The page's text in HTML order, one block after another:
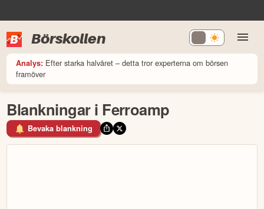
Börskollen
Analys: Efter starka halvåret – detta tror experterna om börsen
framöver
Blankningar i Ferroamp
Bevaka blankning